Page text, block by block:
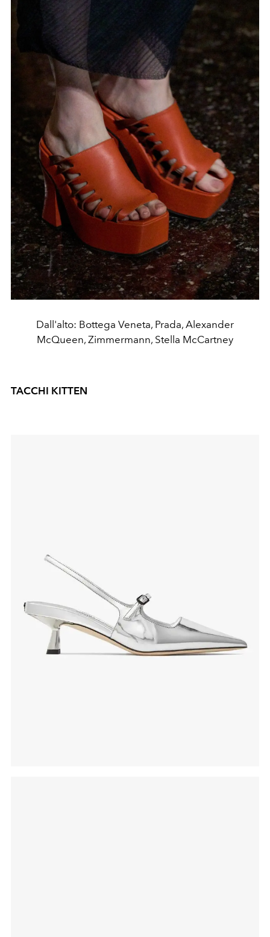
Dall'alto: Bottega Veneta, Prada, Alexander
McQueen, Zimmermann, Stella McCartney
TACCHI KITTEN